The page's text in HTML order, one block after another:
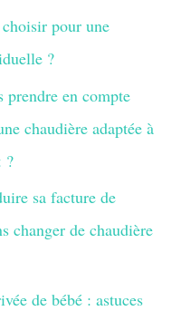
pour une
?
prendre en compte
chaudière adaptée à
?
sa facture de
changer de chaudière
de bébé : astuces